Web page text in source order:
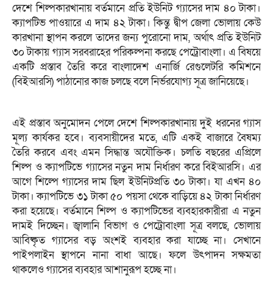
দেশে শিল্পকারখানায় বর্তমানে প্রতি ইউনিট গ্যাসের দাম ৪০ টাকা।
ক্যাপটিভ পাওয়ারে এ দাম ৪২ টাকা। কিন্তু দ্বীপ জেলা ভোলায় কেউ
কারখানা স্থাপন করলে তাদের জন্য পুরোনো দাম, অর্থাৎ প্রতি ইউনিট
৩০ টাকায় গ্যাস সরবরাহের পরিকল্পনা করছে পেট্রোবাংলা। এ বিষয়ে
একটি প্রস্তাব তৈরি করে বাংলাদেশ এনার্জি রেগুলেটরি কমিশনে
(বিইআরসি) পাঠানোর কাজ চলছে বলে নির্ভরযোগ্য সূত্র জানিয়েছে।
এই প্রস্তাব অনুমোদন পেলে দেশে শিল্পকারখানায় দুই ধরনের গ্যাস
মূল্য কার্যকর হবে। ব্যবসায়ীদের মতে, এটি একই বাজারে বৈষম্য
তৈরি করবে এবং এমন সিদ্ধান্ত অযৌক্তিক। চলতি বছরের এপ্রিলে
শিল্প ও ক্যাপটিভে গ্যাসের নতুন দাম নির্ধারণ করে বিইআরসি। এর
আগে শিল্পে গ্যাসের দাম ছিল ইউনিটপ্রতি ৩০ টাকা। যা এখন ৪০
টাকা। ক্যাপটিভে ৩১ টাকা ৫০ পয়সা থেকে বাড়িয়ে ৪২ টাকা নির্ধারণ
করা হয়েছে। বর্তমানে শিল্প ও ক্যাপটিভের ব্যবহারকারীরা এ নতুন
দামই দিচ্ছেন। জ্বালানি বিভাগ ও পেট্রোবাংলা সূত্র বলছে, ভোলায়
আবিষ্কৃত গ্যাসের বড় অংশই ব্যবহার করা যাচ্ছে না। সেখানে
পাইপলাইন স্থাপনে নানা বাধা আছে। ফলে উৎপাদন সক্ষমতা
থাকলেও গ্যাসের ব্যবহার আশানুরূপ হচ্ছে না।